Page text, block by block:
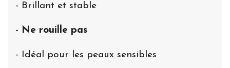
- Brillant et stable
- Ne rouille pas
- Idéal pour les peaux sensibles